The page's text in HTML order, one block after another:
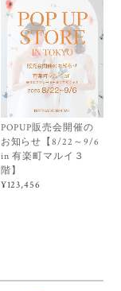
POPUP販売会開催の
お知らせ【8/22～9/6
in 有楽町マルイ３
階】
¥123,456